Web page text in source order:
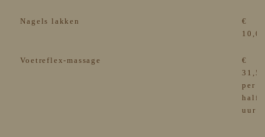
Nagels lakken
€
Voetreflex-massage
€
per
half
uur